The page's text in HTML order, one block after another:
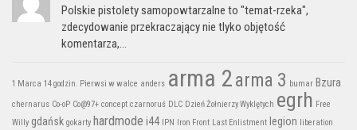
Polskie pistolety samopowtarzalne to "temat-rzeka",
zdecydowanie przekraczający nie tlyko objętość
komentarza,...
1 Marca 14 godzin. Pierwsi w walce anders arma 2arma 3 bumar Bzura
chernarus Co-oP Co@97+ concept czarnoruś DLC Dzień Żołnierzy Wyklętych egrh Free
Willy gdańsk gokarty hardmode i44 IPN Iron Front Last Enlistment legion
liberation